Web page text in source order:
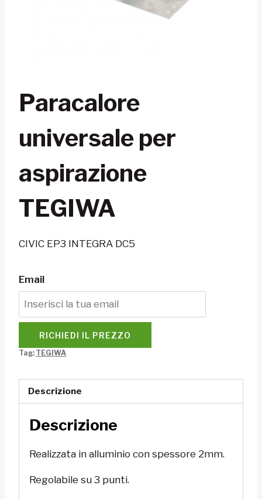
Paracalore
universale per
aspirazione
TEGIWA
CIVIC EP3 INTEGRA DC5
Email
RICHIEDI IL PREZZO
Tag: TEGIWA
Descrizione
Descrizione
Realizzata in alluminio con spessore 2mm.
Regolabile su 3 punti.